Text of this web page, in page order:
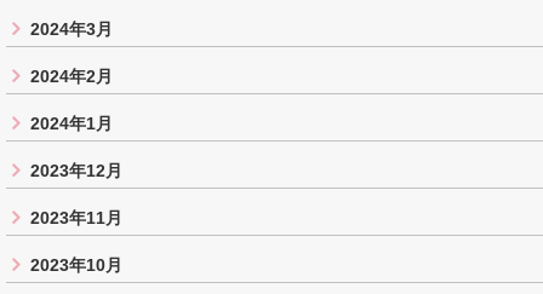
2024年3月
2024年2月
2024年1月
2023年12月
2023年11月
2023年10月